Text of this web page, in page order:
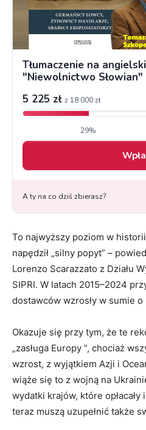
To najwyższy poziom w
napędził „silny popyt” –
Lorenzo Scarazzato z Działu
SIPRI. W latach 2015–2024
dostawców wzrosły w sumie o
Okazuje się przy tym, że te
„zasługa Europy ”, chociaż
wzrost, z wyjątkiem Azji i
wiąże się to z wojną na
wydatki krajów, które opłacały
teraz muszą uzupełnić także